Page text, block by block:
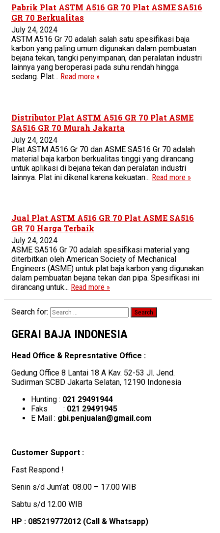
Pabrik Plat ASTM A516 GR 70 Plat ASME SA516
GR 70 Berkualitas
July 24, 2024
ASTM A516 Gr 70 adalah salah satu spesifikasi baja
karbon yang paling umum digunakan dalam pembuatan
bejana tekan, tangki penyimpanan, dan peralatan industri
lainnya yang beroperasi pada suhu rendah hingga
sedang. Plat... Read more »
Distributor Plat ASTM A516 GR 70 Plat ASME
SA516 GR 70 Murah Jakarta
July 24, 2024
Plat ASTM A516 Gr 70 dan ASME SA516 Gr 70 adalah
material baja karbon berkualitas tinggi yang dirancang
untuk aplikasi di bejana tekan dan peralatan industri
lainnya. Plat ini dikenal karena kekuatan... Read more »
Jual Plat ASTM A516 GR 70 Plat ASME SA516
GR 70 Harga Terbaik
July 24, 2024
ASME SA516 Gr 70 adalah spesifikasi material yang
diterbitkan oleh American Society of Mechanical
Engineers (ASME) untuk plat baja karbon yang digunakan
dalam pembuatan bejana tekan dan pipa. Spesifikasi ini
dirancang untuk... Read more »
Search for:
GERAI BAJA INDONESIA
Head Office & Represntative Office :
Gedung Office 8 Lantai 18 A Kav. 52-53 Jl. Jend.
Sudirman SCBD Jakarta Selatan, 12190 Indonesia
Hunting : 021 29491944
Faks : 021 29491945
E Mail : gbi.penjualan@gmail.com
Customer Support :
Fast Respond !
Senin s/d Jum’at 08.00 – 17.00 WIB
Sabtu s/d 12.00 WIB
HP : 085219772012 (Call & Whatsapp)